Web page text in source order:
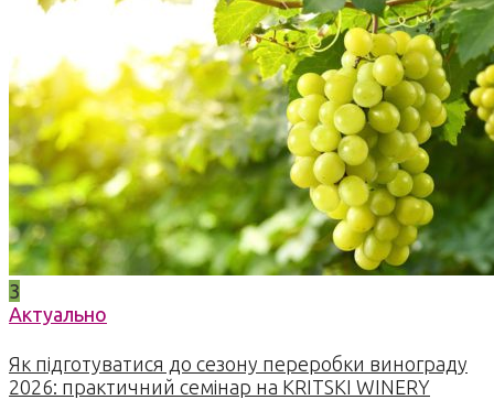
3
Актуально
Як підготуватися до сезону переробки винограду
2026: практичний семінар на KRITSKI WINERY